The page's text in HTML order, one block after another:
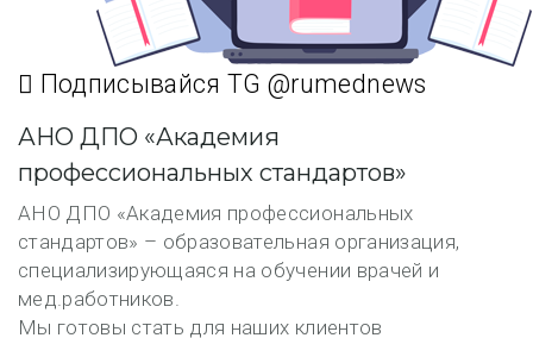
Подписывайся TG @rumednews
АНО ДПО «Академия
профессиональных стандартов»
АНО ДПО «Академия профессиональных
стандартов» – образовательная организация,
специализирующаяся на обучении врачей и
мед.работников.
Мы готовы стать для наших клиентов